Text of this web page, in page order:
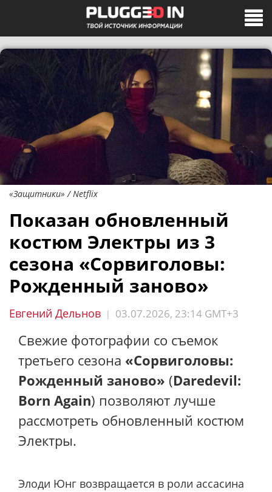
«Защитники» / Netflix
Показан обновленный
костюм Электры из 3
сезона «Сорвиголовы:
Рожденный заново»
Евгений Дельнов | 03.07.2026, 23:14 GMT+3
Свежие фотографии со съемок
третьего сезона «Сорвиголовы:
Рожденный заново» (Daredevil:
Born Again) позволяют лучше
рассмотреть обновленный костюм
Электры.
Элоди Юнг возвращается в роли ассасина